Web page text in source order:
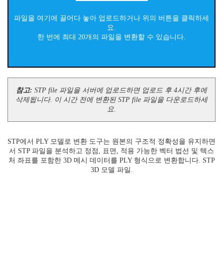
파일을 여기에 끌어다 놓아 업로드하거나 위의 버튼을 클릭하세
요.
한 번에 최대 20개의 파일을 변환할 수 있습니다.
참고: STP file 파일을 서버에 업로드하면 업로드 후 4시간 후에
삭제됩니다. 이 시간 전에 변환된 STP file 파일을 다운로드하세
요.
STP에서 PLY 모델로 변환 도구는 원본의 구조적 정확성을 유지하면
서 STP 파일을 분석하고 정점, 표면, 적용 가능한 벡터 법선 및 텍스
처 좌표를 포함한 3D 메시 데이터를 PLY 형식으로 변환합니다. STP
3D 모델 파일.